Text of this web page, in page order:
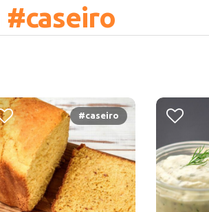
#caseiro
#caseiro